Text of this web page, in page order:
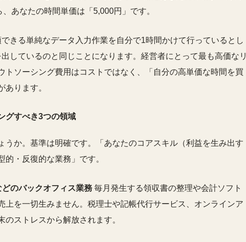
あなたの時間単価は「5,000円」です。
きる単純なデータ入力作業を自分で1時間かけて行っているとし
しているのと同じことになります。経営者にとって最も高価なリ
トソーシング費用はコストではなく、「自分の高単価な時間を買
あります。
グすべき3つの領域
うか。基準は明確です。「あなたのコアスキル（利益を生み出す
・反復的な業務」です。
のバックオフィス業務 毎月発生する領収書の整理や会計ソフト
上を一切生みません。税理士や記帳代行サービス、オンラインア
ストレスから解放されます。